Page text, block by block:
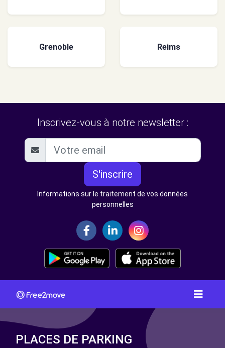
Grenoble Reims
Inscrivez-vous à notre newsletter :
S'inscrire
Informations sur le traitement de vos données
personnelles
PLACES DE PARKING